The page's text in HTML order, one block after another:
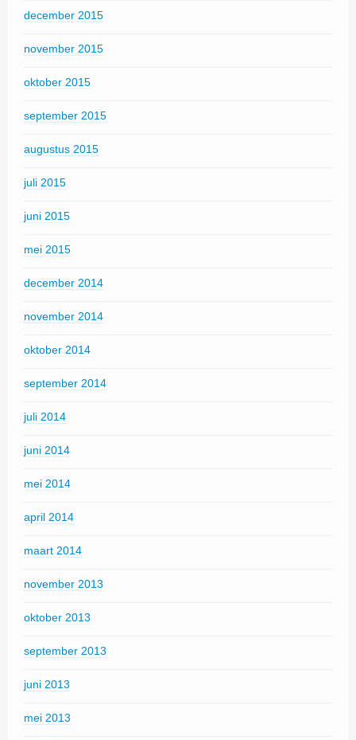
december 2015
november 2015
oktober 2015
september 2015
augustus 2015
juli 2015
juni 2015
mei 2015
december 2014
november 2014
oktober 2014
september 2014
juli 2014
juni 2014
mei 2014
april 2014
maart 2014
november 2013
oktober 2013
september 2013
juni 2013
mei 2013